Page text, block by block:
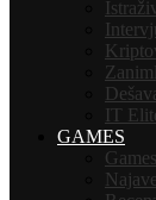
IT
GAMES
Najave